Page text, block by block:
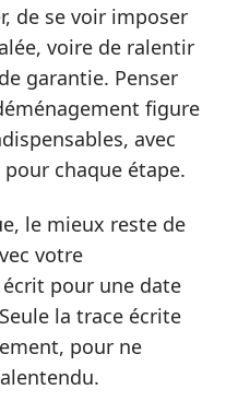
de se voir imposer
voire de ralentir
garantie. Penser
figure
avec
chaque étape.
le mieux reste de
votre
pour une date
la trace écrite
pour ne